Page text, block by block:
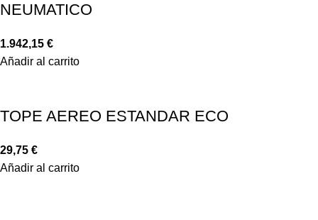
NEUMATICO
1.942,15 €
Añadir al carrito
TOPE AEREO ESTANDAR ECO
29,75 €
Añadir al carrito